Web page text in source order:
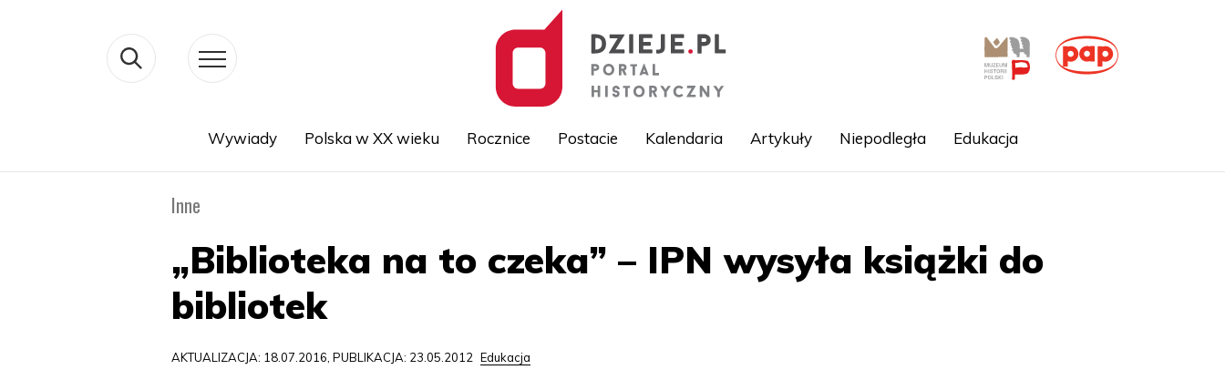
Wywiady Polska w XX wieku Rocznice Postacie Kalendaria Artykuły Niepodległa Edukacja
Inne
„Biblioteka na to czeka” – IPN wysyła książki do
bibliotek
AKTUALIZACJA: 18.07.2016, PUBLIKACJA: 23.05.2012 Edukacja